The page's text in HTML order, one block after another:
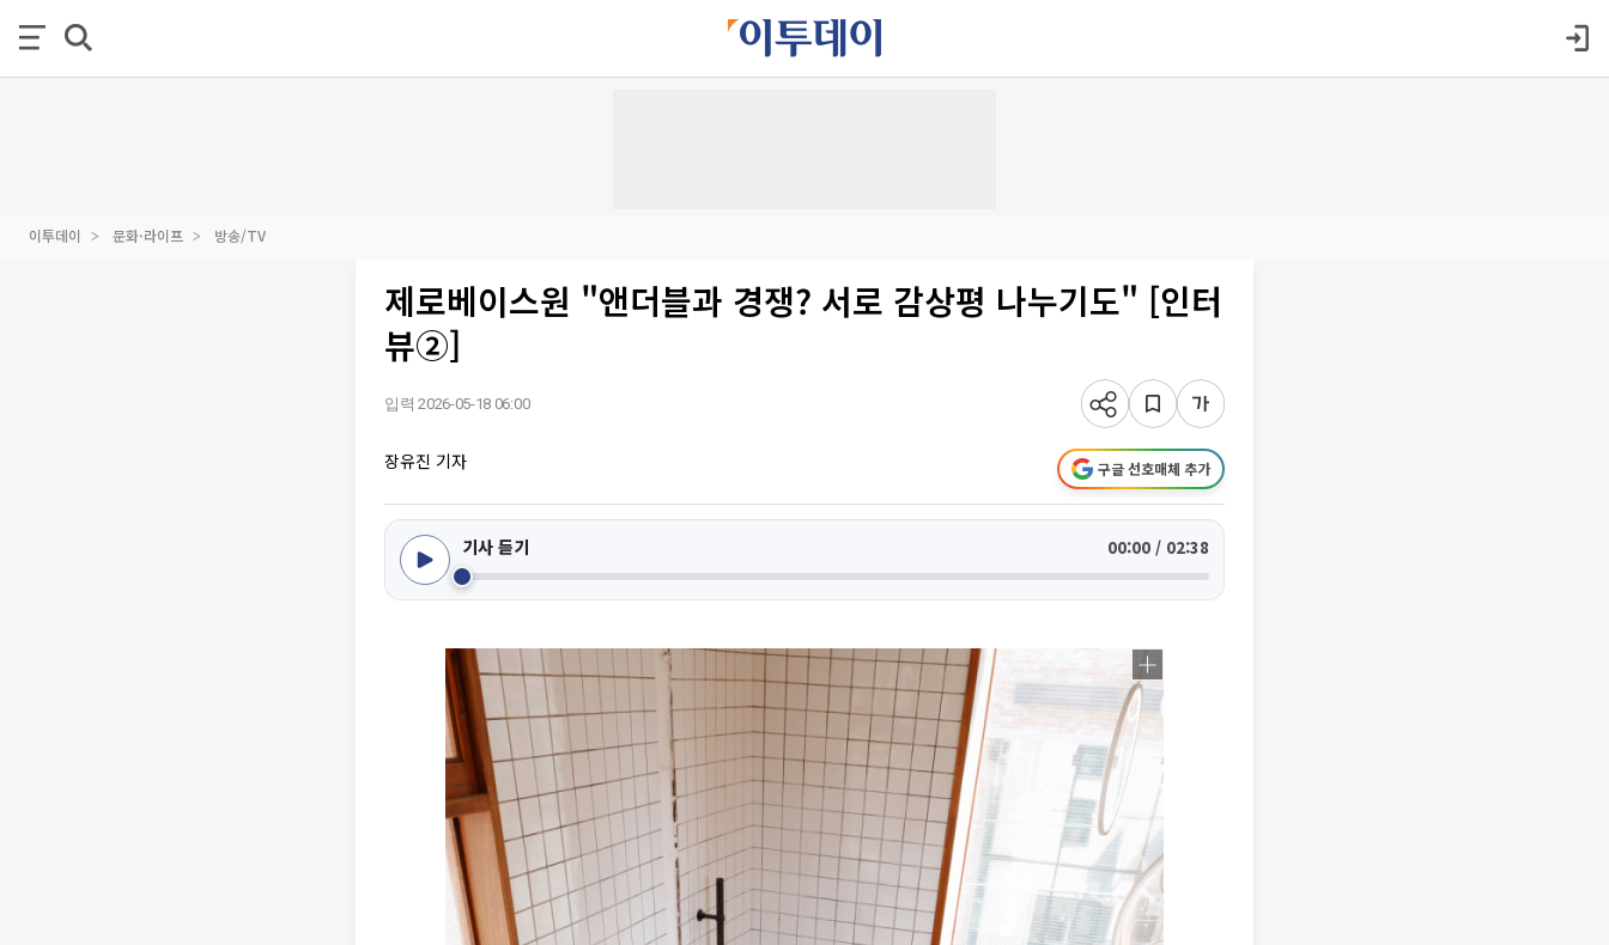
이투데이 문화·라이프 방송/TV
제로베이스원 "앤더블과 경쟁? 서로 감상평 나누기도" [인터
뷰②]
입력 2026-05-18 06:00
장유진 기자 구글 선호매체 추가
기사 듣기 00:00 / 02:38